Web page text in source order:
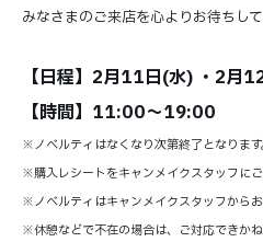
みなさまのご来店を心よりお待ちして
【日程】2月11日(水) ・2月
【時間】11:00～19:00
※ノベルティはなくなり次第終了となります
※購入レシートをキャンメイクスタッフにご
※ノベルティはキャンメイクスタッフからお
※休憩などで不在の場合は、ご対応できかね